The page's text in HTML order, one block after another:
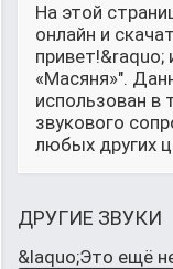
На этой
онлайн и
привет!&raquo;
«Масяня»".
использован в
звукового
любых других
ДРУГИЕ ЗВУКИ
&laquo;Это ещё